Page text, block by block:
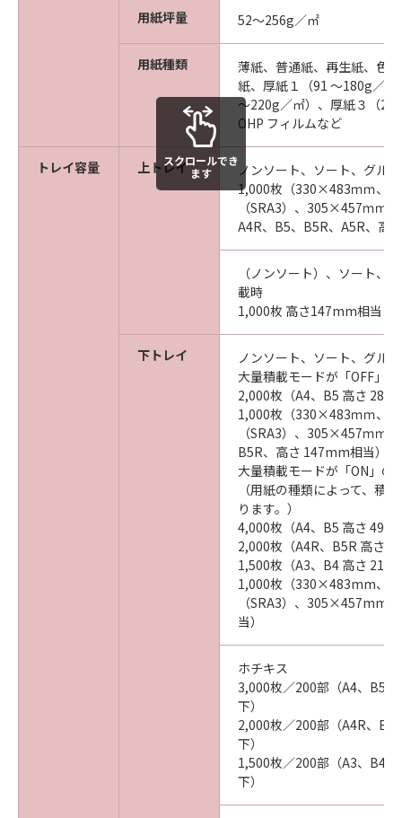
用紙坪量 52～256g／㎡
用紙種類
薄紙、普通紙、再生紙、色
紙、厚紙１（91 ～180g／
～220g／㎡）、厚紙３（
OHP フィルムなど
トレイ容量 上トレイ
ノンソート、ソート、グル
1,000枚（330×483ｍｍ、
（SRA3）、305×457ｍｍ
A4R、B5、B5R、A5R、高
（ノンソート）、ソート、
載時
1,000枚 高さ147mm相当
下トレイ
ノンソート、ソート、グル
大量積載モードが「OFF」
2,000枚（A4、B5 高さ
1,000枚（330×483ｍｍ、
（SRA3）、305×457ｍｍ
B5R、高さ 147mm相当）
大量積載モードが「ON」の
（用紙の種類によって、積
ります。）
4,000枚（A4、B5 高さ
2,000枚（A4R、B5R 高さ
1,500枚（A3、B4 高さ
1,000枚（330×483mm、
（SRA3）、305×457mm
当）
ホチキス
3,000枚／200部（A4、B5
下）
2,000枚／200部（A4R、
下）
1,500枚／200部（A3、B4
下）
スクロールでき
ます